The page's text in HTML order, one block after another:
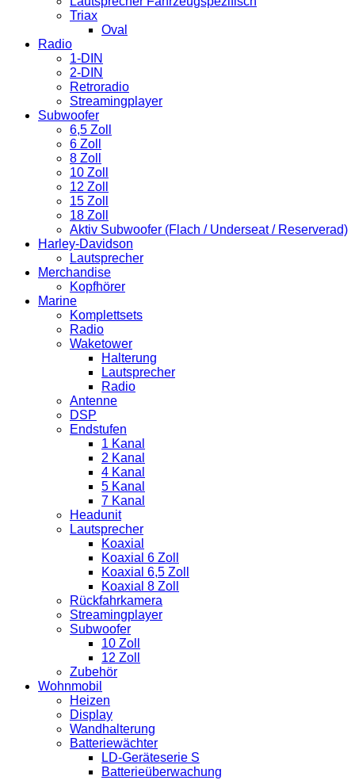
Triax
Oval
Radio
1-DIN
2-DIN
Retroradio
Streamingplayer
Subwoofer
6,5 Zoll
6 Zoll
8 Zoll
10 Zoll
12 Zoll
15 Zoll
18 Zoll
Aktiv Subwoofer (Flach / Underseat / Reserverad)
Harley-Davidson
Lautsprecher
Merchandise
Kopfhörer
Marine
Komplettsets
Radio
Waketower
Halterung
Lautsprecher
Radio
Antenne
DSP
Endstufen
1 Kanal
2 Kanal
4 Kanal
5 Kanal
7 Kanal
Headunit
Lautsprecher
Koaxial
Koaxial 6 Zoll
Koaxial 6,5 Zoll
Koaxial 8 Zoll
Rückfahrkamera
Streamingplayer
Subwoofer
10 Zoll
12 Zoll
Zubehör
Wohnmobil
Heizen
Display
Wandhalterung
Batteriewächter
LD-Geräteserie S
Batterieüberwachung